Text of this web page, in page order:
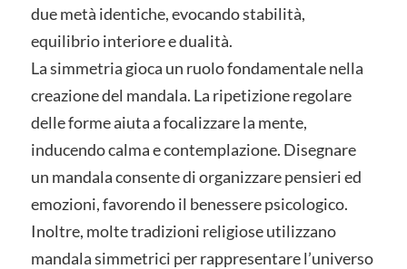
due metà identiche, evocando stabilità,
equilibrio interiore e dualità.
La simmetria gioca un ruolo fondamentale nella
creazione del mandala. La ripetizione regolare
delle forme aiuta a focalizzare la mente,
inducendo calma e contemplazione. Disegnare
un mandala consente di organizzare pensieri ed
emozioni, favorendo il benessere psicologico.
Inoltre, molte tradizioni religiose utilizzano
mandala simmetrici per rappresentare l’universo